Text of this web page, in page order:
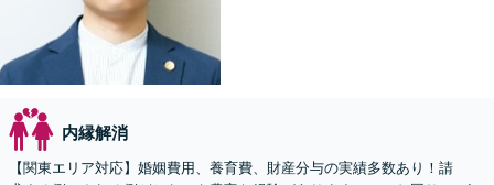
内縁解消
【関東エリア対応】婚姻費用、養育費、財産分与の実績多数あり！請